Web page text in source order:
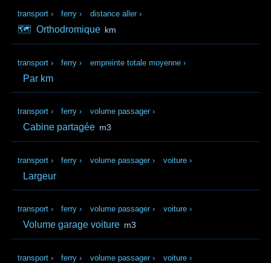
transport › ferry › distance aller ›
🗺️ Orthodromique km
transport › ferry › empreinte totale moyenne ›
Par km
transport › ferry › volume passager ›
Cabine partagée m3
transport › ferry › volume passager › voiture ›
Largeur
transport › ferry › volume passager › voiture ›
Volume garage voiture m3
transport › ferry › volume passager › voiture ›